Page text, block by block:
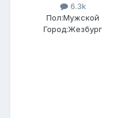
6.3k
Пол:Мужской
Город:Жезбург